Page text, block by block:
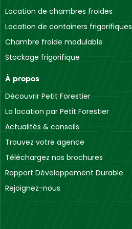
Location de chambres froides
Location de containers frigorifiques
Chambre froide modulable
Stockage frigorifique
À propos
Découvrir Petit Forestier
La location par Petit Forestier
Actualités & conseils
Trouvez votre agence
Téléchargez nos brochures
Rapport Développement Durable
Rejoignez-nous